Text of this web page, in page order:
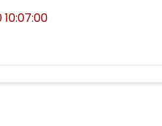
10:07:00